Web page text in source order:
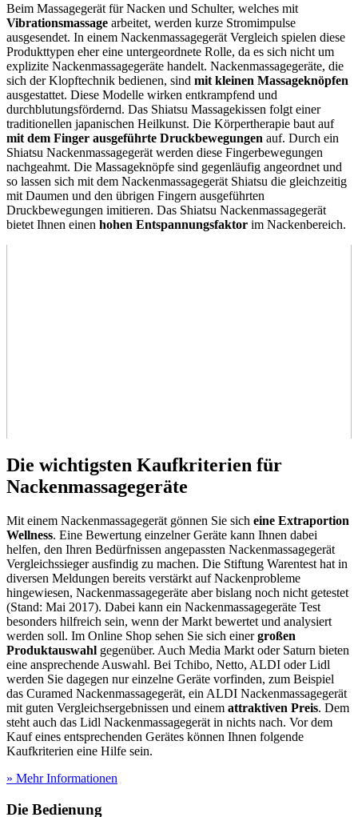
Beim Massagegerät für Nacken und Schulter, welches mit
Vibrationsmassage arbeitet, werden kurze Stromimpulse
ausgesendet. In einem Nackenmassagegerät Vergleich spielen diese
Produkttypen eher eine untergeordnete Rolle, da es sich nicht um
explizite Nackenmassagegeräte handelt. Nackenmassagegeräte, die
sich der Klopftechnik bedienen, sind mit kleinen Massageknöpfen
ausgestattet. Diese Modelle wirken entkrampfend und
durchblutungsfördernd. Das Shiatsu Massagekissen folgt einer
traditionellen japanischen Heilkunst. Die Körpertherapie baut auf
mit dem Finger ausgeführte Druckbewegungen auf. Durch ein
Shiatsu Nackenmassagegerät werden diese Fingerbewegungen
nachgeahmt. Die Massageknöpfe sind gegenläufig angeordnet und
so lassen sich mit dem Nackenmassagegerät Shiatsu die gleichzeitig
mit Daumen und den übrigen Fingern ausgeführten
Druckbewegungen imitieren. Das Shiatsu Nackenmassagegerät
bietet Ihnen einen hohen Entspannungsfaktor im Nackenbereich.
Die wichtigsten Kaufkriterien für
Nackenmassagegeräte
Mit einem Nackenmassagegerät gönnen Sie sich eine Extraportion
Wellness. Eine Bewertung einzelner Geräte kann Ihnen dabei
helfen, den Ihren Bedürfnissen angepassten Nackenmassagegerät
Vergleichssieger ausfindig zu machen. Die Stiftung Warentest hat in
diversen Meldungen bereits verstärkt auf Nackenprobleme
hingewiesen, Nackenmassagegeräte aber bislang noch nicht getestet
(Stand: Mai 2017). Dabei kann ein Nackenmassagegeräte Test
besonders hilfreich sein, wenn der Markt bewertet und analysiert
werden soll. Im Online Shop sehen Sie sich einergroßen
Produktauswahl gegenüber. Auch Media Markt oder Saturn bieten
eine ansprechende Auswahl. Bei Tchibo, Netto, ALDI oder Lidl
werden Sie dagegen nur einzelne Geräte vorfinden, zum Beispiel
das Curamed Nackenmassagegerät, ein ALDI Nackenmassagegerät
mit guten Vergleichsergebnissen und einem attraktiven Preis. Dem
steht auch das Lidl Nackenmassagegerät in nichts nach. Vor dem
Kauf eines entsprechenden Gerätes können Ihnen folgende
Kaufkriterien eine Hilfe sein.
» Mehr Informationen
Die Bedienung